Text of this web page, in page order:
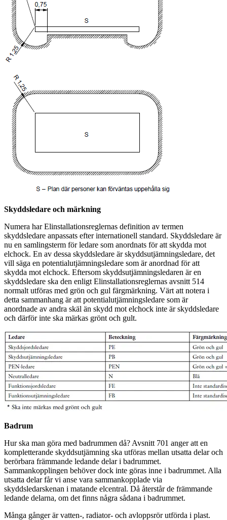
Skyddsledare och märkning
Numera har Elinstallationsreglernas definition av termen
skyddsledare anpassats efter internationell standard. Skyddsledare är
nu en samlingsterm för ledare som anordnats för att skydda mot
elchock. En av dessa skyddsledare är skyddsutjämningsledare, det
vill säga en potentialutjämningsledare som är anordnad för att
skydda mot elchock. Eftersom skyddsutjämningsledaren är en
skyddsledare ska den enligt Elinstallationsreglernas avsnitt 514
normalt utföras med grön och gul färgmärkning. Värt att notera i
detta sammanhang är att potentialutjämningsledare som är
anordnade av andra skäl än skydd mot elchock inte är skyddsledare
och därför inte ska märkas grönt och gult.
Badrum
Hur ska man göra med badrummen då? Avsnitt 701 anger att en
kompletterande skyddsutjämning ska utföras mellan utsatta delar och
berörbara främmande ledande delar i badrummet.
Sammankopplingen behöver dock inte göras inne i badrummet. Alla
utsatta delar får vi anse vara sammankopplade via
skyddsledarskenan i matande elcentral. Då återstår de främmande
ledande delarna, om det finns några sådana i badrummet.
Många gånger är vatten-, radiator- och avloppsrör utförda i plast.